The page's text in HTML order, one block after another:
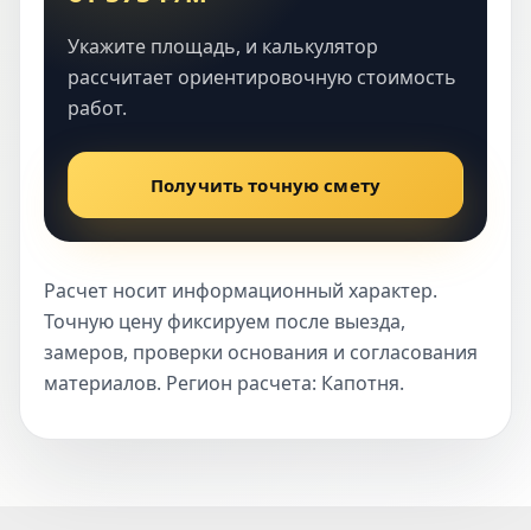
Укажите площадь, и калькулятор
рассчитает ориентировочную стоимость
работ.
Получить точную смету
Расчет носит информационный характер.
Точную цену фиксируем после выезда,
замеров, проверки основания и согласования
материалов. Регион расчета: Капотня.